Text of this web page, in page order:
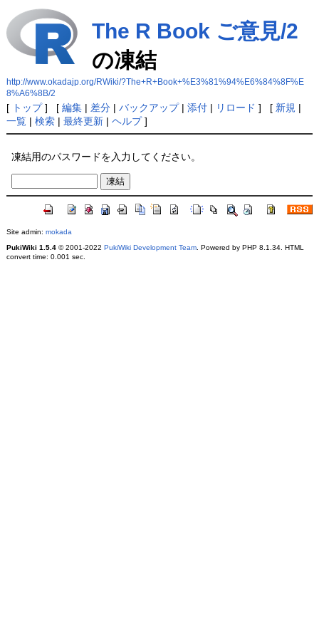
The R Book ご意見/2
の凍結
http://www.okadajp.org/RWiki/?The+R+Book+%E3%81%94%E6%84%8F%E
8%A6%8B/2
[ トップ] [ 編集| 差分| バックアップ| 添付| リロード ] [ 新規 |
一覧| 検索| 最終更新| ヘルプ]
凍結用のパスワードを入力してください。
Site admin: mokada
PukiWiki 1.5.4© 2001-2022 PukiWiki Development Team. Powered by PHP 8.1.34. HTML
convert time: 0.001 sec.